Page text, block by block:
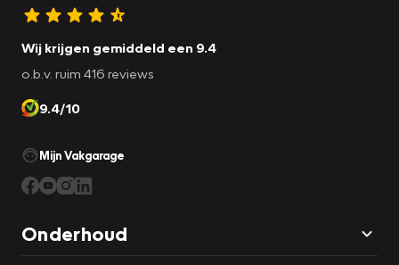
Wij krijgen gemiddeld een 9.4
o.b.v. ruim 416 reviews
9.4/10
Mijn Vakgarage
Onderhoud